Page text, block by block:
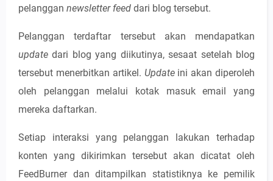
pelanggan newsletter feed dari blog tersebut.
Pelanggan terdaftar tersebut akan mendapatkan
updatedari blog yang diikutinya, sesaat setelah blog
tersebut menerbitkan artikel. Update ini akan diperoleh
oleh pelanggan melalui kotak masuk email yang
mereka daftarkan.
Setiap interaksi yang pelanggan lakukan terhadap
konten yang dikirimkan tersebut akan dicatat oleh
FeedBurner dan ditampilkan statistiknya ke pemilik